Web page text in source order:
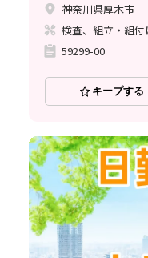
神奈川県厚木市
検査、組立・組
59299-00
キープする